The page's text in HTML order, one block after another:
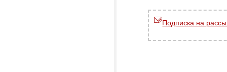
Подписка на